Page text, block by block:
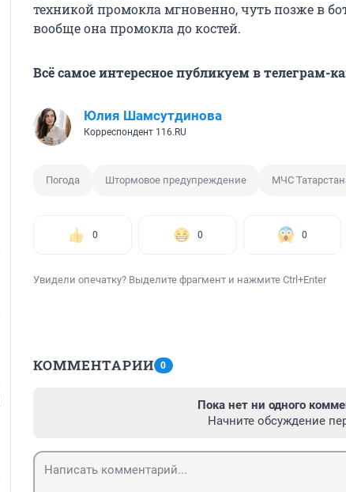
техникой промокла мгновенно, чуть позже в
вообще она промокла до костей.
Всё самое интересное публикуем в телеграм-
Юлия Шамсутдинова
Корреспондент 116.RU
Погода Штормовое предупреждение МЧС
0 0 0
Увидели опечатку? Выделите фрагмент и нажмите Ctrl+Enter
КОММЕНТАРИИ 0
Пока нет ни одного
Начните обсуждение